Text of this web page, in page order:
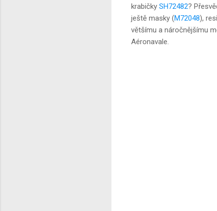
krabičky SH72482?
ještě masky (M72048),
většímu a náročnějšímu
Aéronavale.